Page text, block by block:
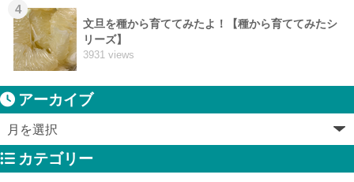
4
文旦を種から育ててみたよ！【種から育ててみたシ
リーズ】
3931 views
アーカイブ
カテゴリー